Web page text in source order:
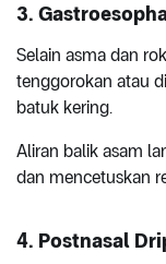
3.
Selain asma dan
tenggorokan atau
batuk kering.
Aliran balik asam
dan mencetuskan
4. Postnasal